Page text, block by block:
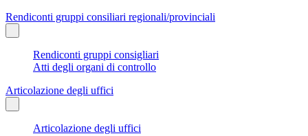
Rendiconti gruppi consiliari regionali/provinciali
Rendiconti gruppi consigliari
Atti degli organi di controllo
Articolazione degli uffici
Articolazione degli uffici